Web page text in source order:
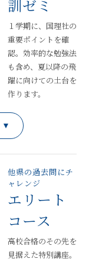
訓ゼミ
１学期に、国理社の
重要ポイントを確
認。効率的な勉強法
も含め、夏以降の飛
躍に向けての土台を
作ります。
他県の過去問にチ
ャレンジ
エリート
コース
高校合格のその先を
見据えた特別講座。